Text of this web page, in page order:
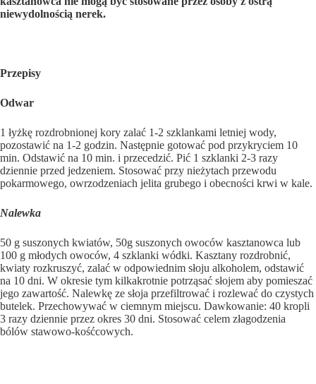
niewydolnością nerek.
Przepisy
Odwar
1 łyżkę rozdrobnionej kory zalać 1-2 szklankami letniej wody,
pozostawić na 1-2 godzin. Następnie gotować pod przykryciem 10
min. Odstawić na 10 min. i przecedzić. Pić 1 szklanki 2-3 razy
dziennie przed jedzeniem. Stosować przy nieżytach przewodu
pokarmowego, owrzodzeniach jelita grubego i obecności krwi w kale.
Nalewka
50 g suszonych kwia­tów, 50g suszonych owoców kasztanowca lub
100 g młodych owoców, 4 szklanki wódki. Kasztany rozdrobnić,
kwiaty rozkruszyć, zalać w odpowiednim słoju alkoholem, odstawić
na 10 dni. W okresie tym kilkakrotnie potrząsać słojem aby pomieszać
jego zawartość. Nalewkę ze słoja przefiltrować i rozlewać do czystych
butelek. Przechowywać w ciemnym miejscu. Dawkowanie: 40 kropli
3 razy dziennie przez okres 30 dni. Stosować celem złagodzenia
bólów stawowo-kośćcowych.